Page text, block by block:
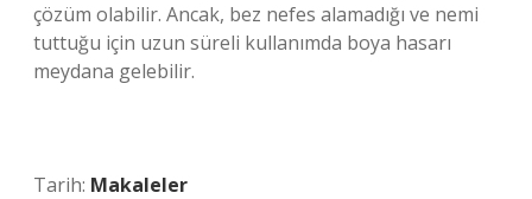
çözüm olabilir. Ancak, bez nefes alamadığı ve nemi
tuttuğu için uzun süreli kullanımda boya hasarı
meydana gelebilir.
Tarih: Makaleler